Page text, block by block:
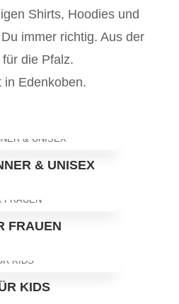
Shirts, Hoodies und
immer richtig. Aus der
für die Pfalz.
in Edenkoben.
& UNISEX
FRAUEN
KIDS